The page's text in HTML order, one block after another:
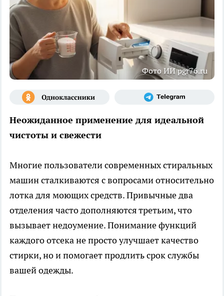
Фото ИИ pgr76.ru
Неожиданное применение для идеальной
чистоты и свежести
Многие пользователи современных стиральных
машин сталкиваются с вопросами относительно
лотка для моющих средств. Привычные два
отделения часто дополняются третьим, что
вызывает недоумение. Понимание функций
каждого отсека не просто улучшает качество
стирки, но и помогает продлить срок службы
вашей одежды.